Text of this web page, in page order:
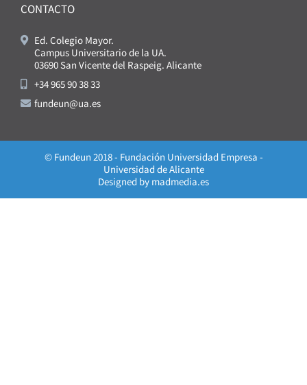
CONTACTO
Ed. Colegio Mayor.
Campus Universitario de la UA.
03690 San Vicente del Raspeig. Alicante
+34 965 90 38 33
fundeun@ua.es
© Fundeun 2018 - Fundación Universidad Empresa -
Universidad de Alicante
Designed by madmedia.es